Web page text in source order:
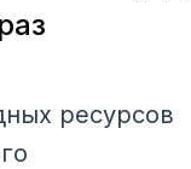
ресурсов